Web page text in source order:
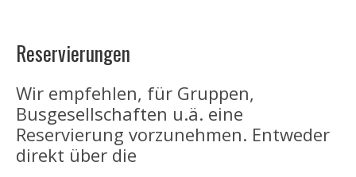
Reservierungen
Wir empfehlen, für Gruppen,
Busgesellschaften u.ä. eine
Reservierung vorzunehmen. Entweder
direkt über die